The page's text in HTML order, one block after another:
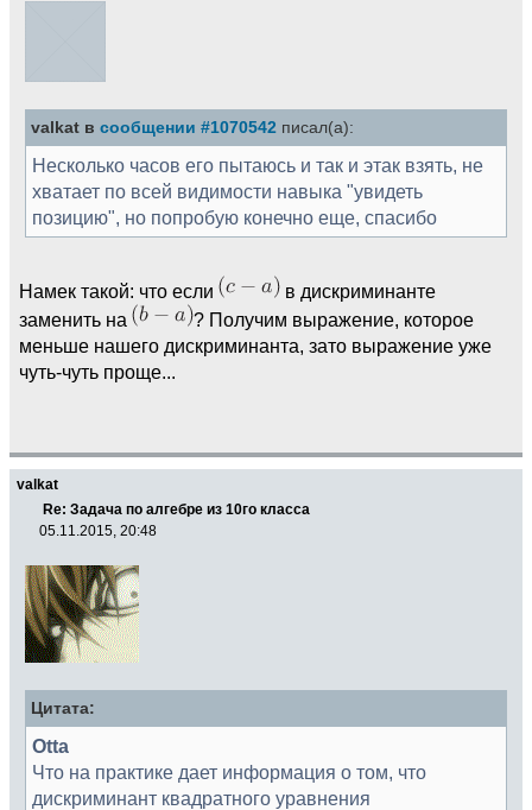
valkat в сообщении #1070542 писал(а):
Несколько часов его пытаюсь и так и этак взять, не
хватает по всей видимости навыка "увидеть
позицию", но попробую конечно еще, спасибо
Намек такой: что если
в дискриминанте
заменить на
? Получим выражение, которое
меньше нашего дискриминанта, зато выражение уже
чуть-чуть проще...
valkat
Re: Задача по алгебре из 10го класса
05.11.2015, 20:48
Цитата:
Otta
Что на практике дает информация о том, что
дискриминант квадратного уравнения